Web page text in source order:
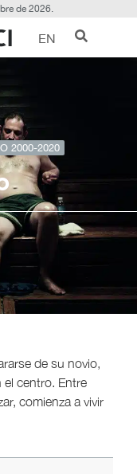
de 2026.
EN
2000-2020
de su novio,
el centro. Entre
comienza a vivir